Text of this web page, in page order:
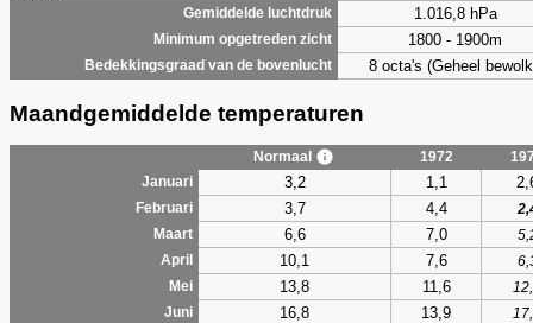
Gemiddelde luchtdruk 1.016,8 hPa
Minimum opgetreden zicht 1800 - 1900m
Bedekkingsgraad van de bovenlucht 8 octa's (Geheel
Maandgemiddelde temperaturen
Normaal 1972
Januari
3,2 1,1
Februari 3,7 4,4
Maart
6,6 7,0
April
10,1 7,6
Mei
13,8 11,6
Juni
16,8 13,9